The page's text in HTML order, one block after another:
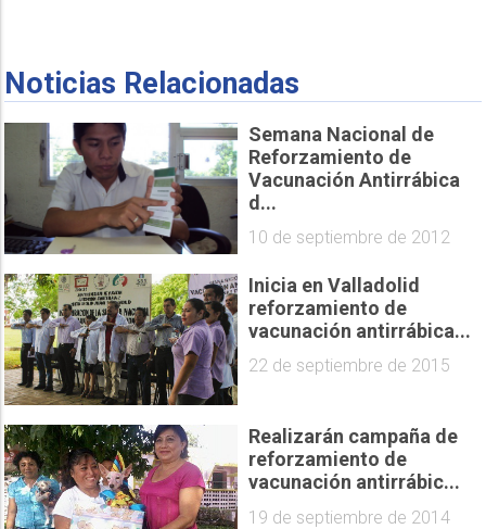
Noticias Relacionadas
Semana Nacional de
Reforzamiento de
Vacunación Antirrábica
d...
10 de septiembre de 2012
Inicia en Valladolid
reforzamiento de
vacunación antirrábica...
22 de septiembre de 2015
Realizarán campaña de
reforzamiento de
vacunación antirrábic...
19 de septiembre de 2014